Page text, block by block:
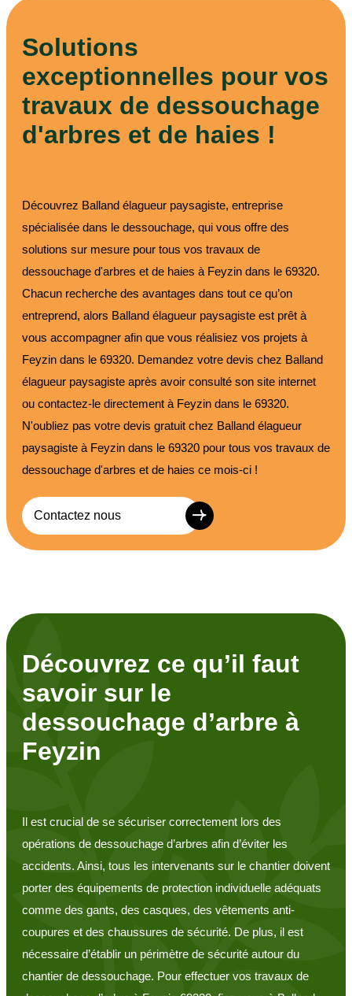
Solutions
exceptionnelles pour vos
travaux de dessouchage
d'arbres et de haies !
Découvrez Balland élagueur paysagiste, entreprise
spécialisée dans le dessouchage, qui vous offre des
solutions sur mesure pour tous vos travaux de
dessouchage d'arbres et de haies à Feyzin dans le 69320.
Chacun recherche des avantages dans tout ce qu’on
entreprend, alors Balland élagueur paysagiste est prêt à
vous accompagner afin que vous réalisiez vos projets à
Feyzin dans le 69320. Demandez votre devis chez Balland
élagueur paysagiste après avoir consulté son site internet
ou contactez-le directement à Feyzin dans le 69320.
N'oubliez pas votre devis gratuit chez Balland élagueur
paysagiste à Feyzin dans le 69320 pour tous vos travaux de
dessouchage d'arbres et de haies ce mois-ci !
Contactez nous
Découvrez ce qu’il faut
savoir sur le
dessouchage d’arbre à
Feyzin
Il est crucial de se sécuriser correctement lors des
opérations de dessouchage d’arbres afin d’éviter les
accidents. Ainsi, tous les intervenants sur le chantier doivent
porter des équipements de protection individuelle adéquats
comme des gants, des casques, des vêtements anti-
coupures et des chaussures de sécurité. De plus, il est
nécessaire d’établir un périmètre de sécurité autour du
chantier de dessouchage. Pour effectuer vos travaux de